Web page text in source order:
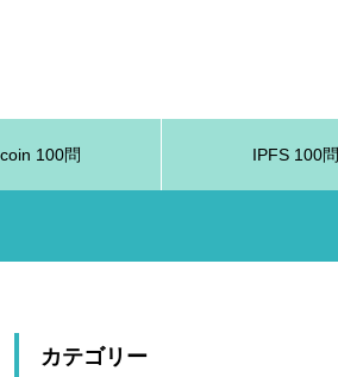
100問 IPFS 100問
カテゴリー